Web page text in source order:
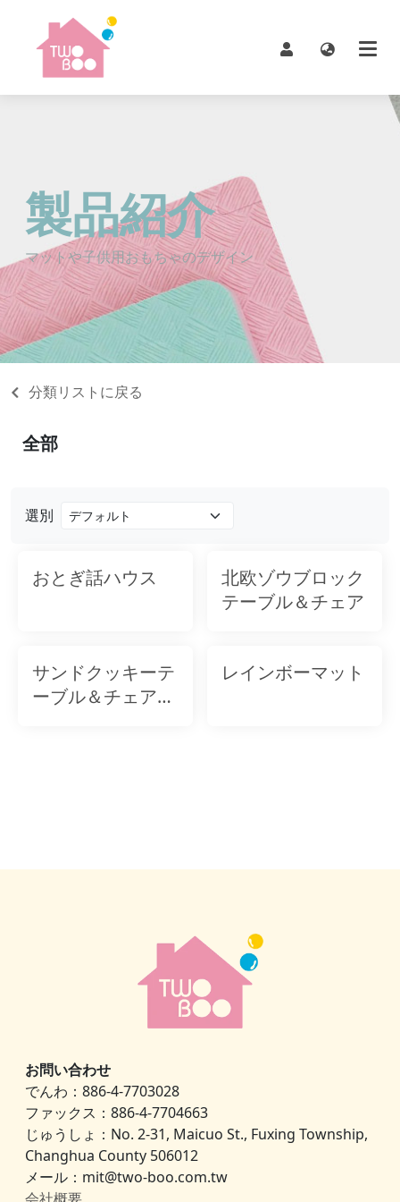
製品紹介
マットや子供用おもちゃのデザイン
分類リストに戻る
選別
おとぎ話ハウス
北欧ゾウブロック
テーブル＆チェア
サンドクッキーテ
ーブル＆チェアセ
レインボーマット
全部
お問い合わせ
でんわ：886-4-7703028
ファックス：886-4-7704663
じゅうしょ：No. 2-31, Maicuo St., Fuxing Township,
Changhua County 506012
メール：mit@two-boo.com.tw